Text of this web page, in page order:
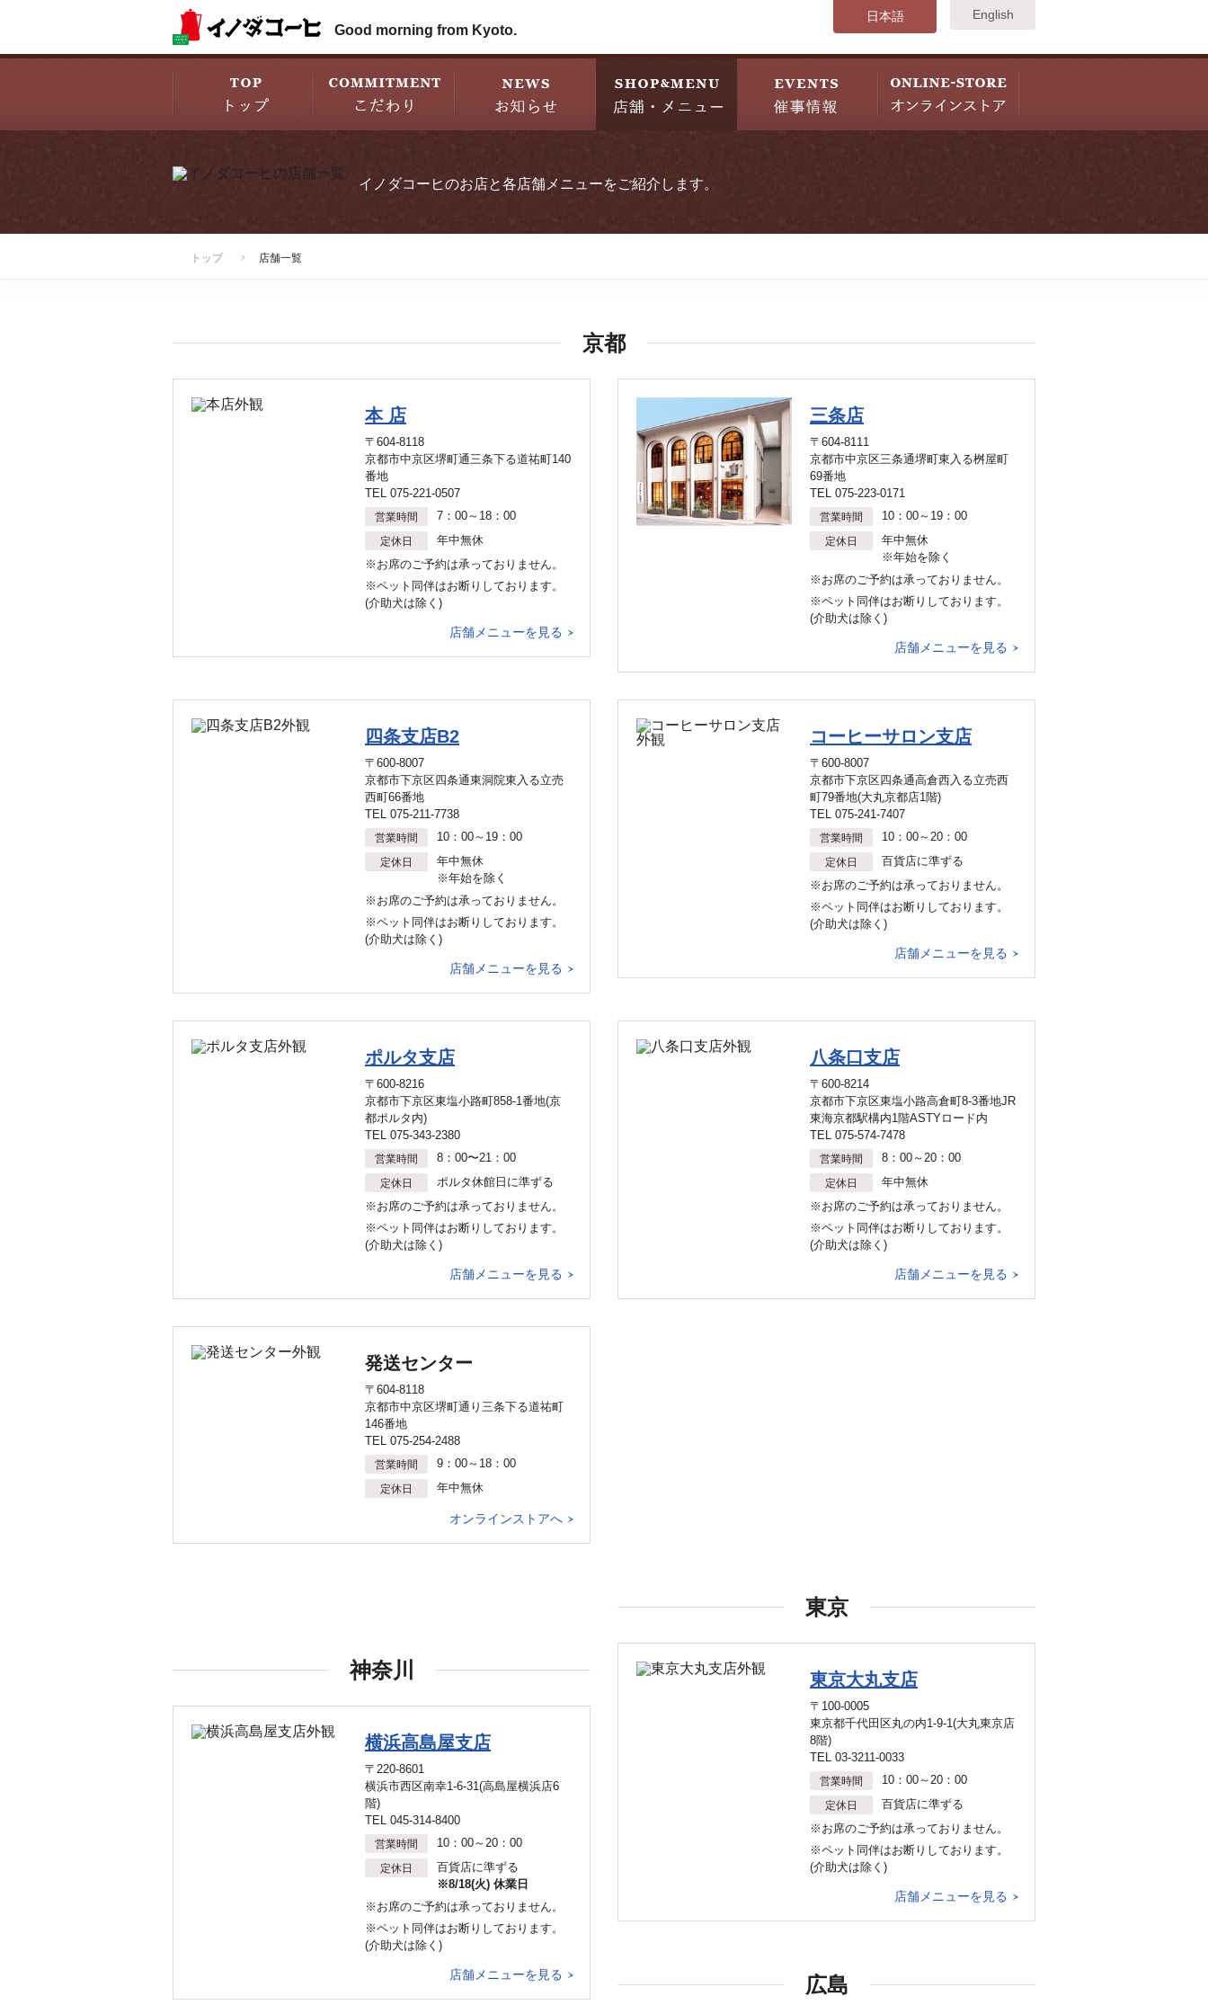
Good morning from Kyoto.
日本語 English
イノダコーヒのお店と各店舗メニューをご紹介します。
トップ 店舗一覧
京都
本 店
〒604-8118
京都市中京区堺町通三条下る道祐町140
番地
TEL 075-221-0507
営業時間 7：00～18：00
定休日
年中無休
※お席のご予約は承っておりません。
※ペット同伴はお断りしております。
(介助犬は除く)
店舗メニューを見る
三条店
〒604-8111
京都市中京区三条通堺町東入る桝屋町
69番地
TEL 075-223-0171
営業時間 10：00～19：00
定休日
年中無休
※年始を除く
※お席のご予約は承っておりません。
※ペット同伴はお断りしております。
(介助犬は除く)
店舗メニューを見る
四条支店B2
〒600-8007
京都市下京区四条通東洞院東入る立売
西町66番地
TEL 075-211-7738
営業時間 10：00～19：00
定休日
年中無休
※年始を除く
※お席のご予約は承っておりません。
※ペット同伴はお断りしております。
(介助犬は除く)
店舗メニューを見る
コーヒーサロン支店
〒600-8007
京都市下京区四条通高倉西入る立売西
町79番地(大丸京都店1階)
TEL 075-241-7407
営業時間 10：00～20：00
定休日
百貨店に準ずる
※お席のご予約は承っておりません。
※ペット同伴はお断りしております。
(介助犬は除く)
店舗メニューを見る
ポルタ支店
〒600-8216
京都市下京区東塩小路町858-1番地(京
都ポルタ内)
TEL 075-343-2380
営業時間 8：00〜21：00
定休日
ポルタ休館日に準ずる
※お席のご予約は承っておりません。
※ペット同伴はお断りしております。
(介助犬は除く)
店舗メニューを見る
八条口支店
〒600-8214
京都市下京区東塩小路高倉町8-3番地JR
東海京都駅構内1階ASTYロード内
TEL 075-574-7478
営業時間 8：00～20：00
定休日
年中無休
※お席のご予約は承っておりません。
※ペット同伴はお断りしております。
(介助犬は除く)
店舗メニューを見る
発送センター
〒604-8118
京都市中京区堺町通り三条下る道祐町
146番地
TEL 075-254-2488
営業時間 9：00～18：00
定休日 年中無休
オンラインストアへ
東京
東京大丸支店
〒100-0005
東京都千代田区丸の内1-9-1(大丸東京店
8階)
TEL 03-3211-0033
営業時間 10：00～20：00
定休日
百貨店に準ずる
※お席のご予約は承っておりません。
※ペット同伴はお断りしております。
(介助犬は除く)
店舗メニューを見る
神奈川
横浜高島屋支店
〒220-8601
横浜市西区南幸1-6-31(高島屋横浜店6
階)
TEL 045-314-8400
営業時間 10：00～20：00
定休日
百貨店に準ずる
※8/18(火) 休業日
※お席のご予約は承っておりません。
※ペット同伴はお断りしております。
(介助犬は除く)
店舗メニューを見る 広島